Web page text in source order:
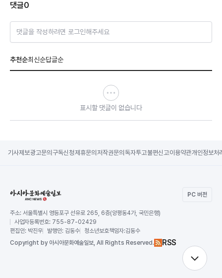
댓글0
댓글을 작성하려면 로그인해주세요
추천순최신순답글순
표시할 댓글이 없습니다
기사제보광고문의 구독신청제휴문의 저작권문의 독자투고불편신고이용약관개인정보처
PC 버전
주소: 서울특별시 영등포구 선유로 265, 6층(양평동4가, 국민은행)
사업자등록번호: 755-87-02429
편집인: 박진우 발행인: 김동수 청소년보호책임자:김동수
Copyright by 아시아문화예술일보, All Rights Reserved. RSS